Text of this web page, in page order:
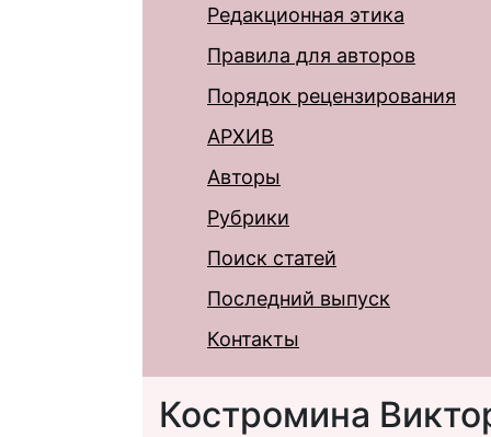
Редакционная этика
Правила для авторов
Порядок рецензирования
АРХИВ
Авторы
Рубрики
Поиск статей
Последний выпуск
Контакты
Костромина